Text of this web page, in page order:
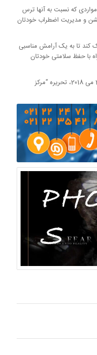
که نسبت به آنها ترس
و مدیریت اضطراب خودتان
کند تا به یک آرامش مناسبی
با حفظ سلامتی خودتان
منبع: امی مورین، آخرین به روز رسانی: 22 می 2018، تحریره “مرکز